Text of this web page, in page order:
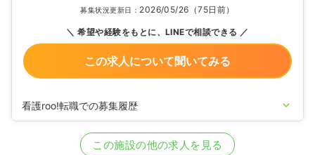
募集状況更新日： 2026/05/26（75日前）
希望や経験をもとに、LINEで相談できる
この求人について聞いてみる
看護roo!転職での募集履歴
正・准看護師を休止中
この施設の他の求人を見る